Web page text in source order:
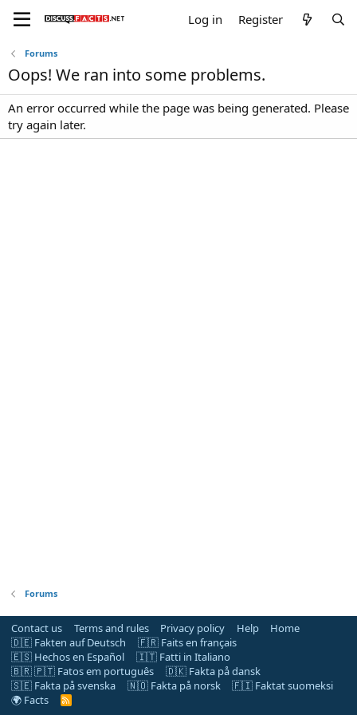
Log in Register
Forums
Oops! We ran into some problems.
An error occurred while the page was being generated. Please
try again later.
Forums
Contact us Terms and rules Privacy policy Help
Home
🇩🇪 Fakten auf Deutsch
🇫🇷 Faits en français
🇪🇸 Hechos en Español
🇮🇹 Fatti in Italiano
🇧🇷 🇵🇹 Fatos em português
🇩🇰 Fakta på dansk
🇸🇪 Fakta på svenska
🇳🇴 Fakta på norsk
🇫🇮 Faktat suomeksi
🌍 Facts
R